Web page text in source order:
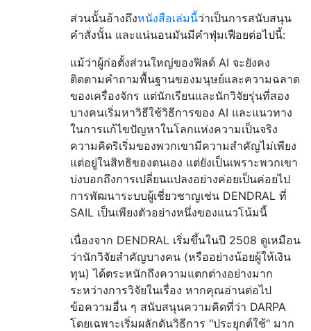
ส่วนนั้นอ้างถึงหนังสือเล่มนี้ว่าเป็นการสนับสนุน
คำสั่งนั้น และแน่นอนมันมีคำฟุ่มเฟือยต่อไปนี้:
แม้ว่าผู้ก่อตั้งส่วนใหญ่ของฟิลด์ AI จะยังคง
ติดตามคำถามพื้นฐานของมนุษย์และความฉลาด
ของเครื่องจักร แต่นักเรียนและนักวิจัยรุ่นที่สอง
บางคนเริ่มหาวิธีใช้วิธีการของ AI และแนวทาง
ในการแก้ไขปัญหาในโลกแห่งความเป็นจริง
ความคิดริเริ่มของพวกเขามีความสำคัญไม่เพียง
แต่อยู่ในสิทธิของตนเอง แต่ยังเป็นเพราะพวกเขา
บ่งบอกถึงการเปลี่ยนแปลงอย่างค่อยเป็นค่อยไป
การพัฒนาระบบผู้เชี่ยวชาญเช่น DENDRAL ที่
SAIL เป็นเพียงตัวอย่างหนึ่งของแนวโน้มนี้
เนื่องจาก DENDRAL เริ่มขึ้นในปี 2508 ดูเหมือน
ว่านักวิจัยสำคัญบางคน (หรืออย่างน้อยผู้ให้เงิน
ทุน) ได้ตระหนักถึงความแตกต่างอย่างมาก
ระหว่างการวิจัยในเรื่อง หากคุณอ่านต่อไป
ข้อความอื่น ๆ สนับสนุนความคิดที่ว่า DARPA
โดยเฉพาะเริ่มผลักดันวิธีการ "ประยุกต์ใช้" มาก